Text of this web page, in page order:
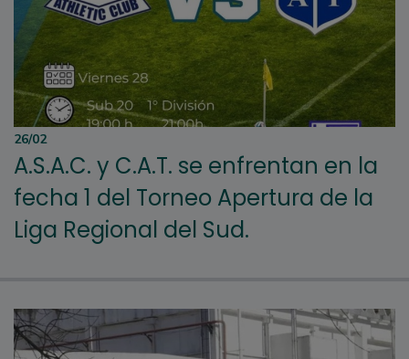
26/02
A.S.A.C. y C.A.T. se enfrentan en la
fecha 1 del Torneo Apertura de la
Liga Regional del Sud.